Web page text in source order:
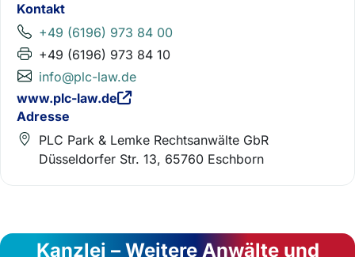
Kontakt
+49 (6196) 973 84 00
+49 (6196) 973 84 10
info@plc-law.de
www.plc-law.de
Adresse
PLC Park & Lemke Rechtsanwälte GbR
Düsseldorfer Str. 13, 65760 Eschborn
Kanzlei – Weitere Anwälte und